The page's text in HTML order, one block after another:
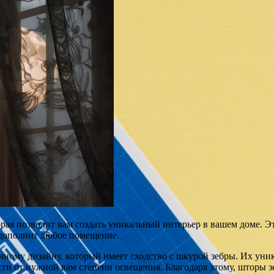
позволит вам создать уникальный интерьер в вашем
любое помещение.
дизайну, который имеет сходство с шкурой зебры. Их
от нужной вам степени освещения. Благодаря этому,